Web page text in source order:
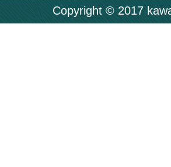
Copyright © 2017